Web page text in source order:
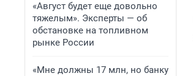
«Август будет еще довольно
тяжелым». Эксперты — об
обстановке на топливном
рынке России
«Мне должны 17 млн, но банку